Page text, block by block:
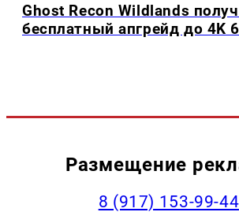
Ghost Recon Wildlands
бесплатный апгрейд до 4K
Размещение
‭8 (917) 153-99-44